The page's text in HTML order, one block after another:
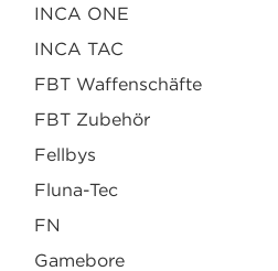
INCA ONE
INCA TAC
FBT Waffenschäfte
FBT Zubehör
Fellbys
Fluna-Tec
FN
Gamebore